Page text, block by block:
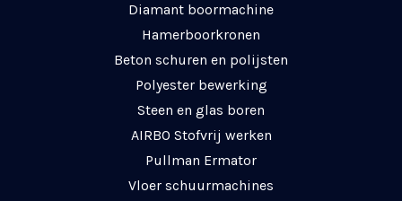
Diamant boormachine
Hamerboorkronen
Beton schuren en polijsten
Polyester bewerking
Steen en glas boren
AIRBO Stofvrij werken
Pullman Ermator
Vloer schuurmachines